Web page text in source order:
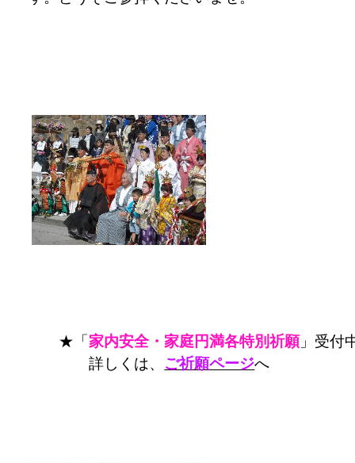
★「家内安全・家庭円満各特別祈願」受付
詳しくは、 ご祈願ページへ